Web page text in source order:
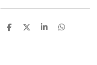
D
D
S
D